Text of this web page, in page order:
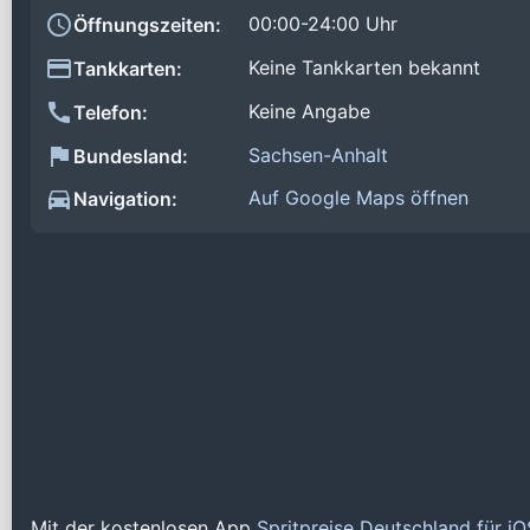
Öffnungszeiten:
00:00-24:00 Uhr
Tankkarten:
Keine Tankkarten bekannt
Telefon:
Keine Angabe
Bundesland:
Sachsen-Anhalt
Navigation:
Auf Google Maps öffnen